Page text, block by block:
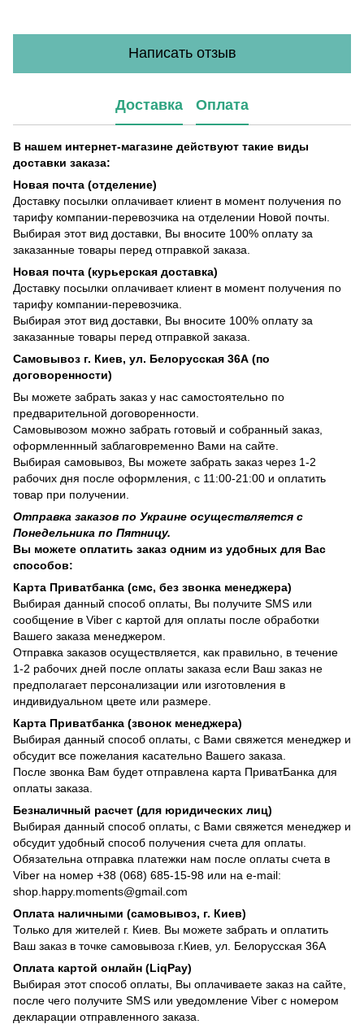
Написать отзыв
Доставка Оплата
В нашем интернет-магазине действуют такие виды
доставки заказа:
Новая почта (отделение)
Доставку посылки оплачивает клиент в момент получения по
тарифу компании-перевозчика на отделении Новой почты.
Выбирая этот вид доставки, Вы вносите 100% оплату за
заказанные товары перед отправкой заказа.
Новая почта (курьерская доставка)
Доставку посылки оплачивает клиент в момент получения по
тарифу компании-перевозчика.
Выбирая этот вид доставки, Вы вносите 100% оплату за
заказанные товары перед отправкой заказа.
Самовывоз г. Киев, ул. Белорусская 36А (по
договоренности)
Вы можете забрать заказ у нас самостоятельно по
предварительной договоренности.
Самовывозом можно забрать готовый и собранный заказ,
оформленнный заблаговременно Вами на сайте.
Выбирая самовывоз, Вы можете забрать заказ через 1-2
рабочих дня после оформления, с 11:00-21:00 и оплатить
товар при получении.
Отправка заказов по Украине осуществляется с
Понедельника по Пятницу.
Вы можете оплатить заказ одним из удобных для Вас
способов:
Карта Приватбанка (смс, без звонка менеджера)
Выбирая данный способ оплаты, Вы получите SMS или
сообщение в Viber с картой для оплаты после обработки
Вашего заказа менеджером.
Отправка заказов осуществляется, как правильно, в течение
1-2 рабочих дней после оплаты заказа если Ваш заказ не
предполагает персонализации или изготовления в
индивидуальном цвете или размере.
Карта Приватбанка (звонок менеджера)
Выбирая данный способ оплаты, с Вами свяжется менеджер и
обсудит все пожелания касательно Вашего заказа.
После звонка Вам будет отправлена карта ПриватБанка для
оплаты заказа.
Безналичный расчет (для юридических лиц)
Выбирая данный способ оплаты, с Вами свяжется менеджер и
обсудит удобный способ получения счета для оплаты.
Обязательна отправка платежки нам после оплаты счета в
Viber на номер +38 (068) 685-15-98 или на e-mail:
shop.happy.moments@gmail.com
Оплата наличными (самовывоз, г. Киев)
Только для жителей г. Киев. Вы можете забрать и оплатить
Ваш заказ в точке самовывоза г.Киев, ул. Белорусская 36А
Оплата картой онлайн (LiqPay)
Выбирая этот способ оплаты, Вы оплачиваете заказ на сайте,
после чего получите SMS или уведомление Viber с номером
декларации отправленного заказа.